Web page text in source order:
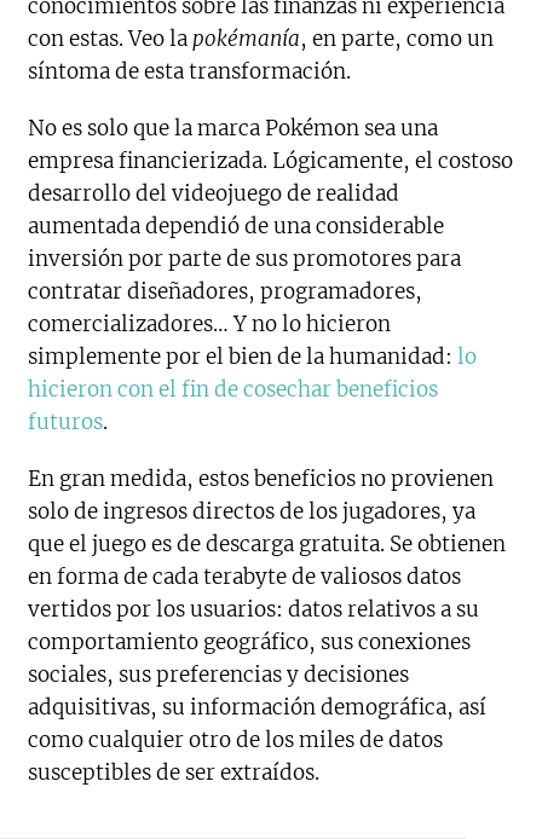
conocimientos sobre las finanzas ni experiencia
con estas. Veo lapokémanía, en parte, como un
síntoma de esta transformación.
No es solo que la marca Pokémon sea una
empresa financierizada. Lógicamente, el costoso
desarrollo del videojuego de realidad
aumentada dependió de una considerable
inversión por parte de sus promotores para
contratar diseñadores, programadores,
comercializadores… Y no lo hicieron
simplemente por el bien de la humanidad:lo
hicieron con el fin de cosechar beneficios
futuros.
En gran medida, estos beneficios no provienen
solo de ingresos directos de los jugadores, ya
que el juego es de descarga gratuita. Se obtienen
en forma de cada terabyte de valiosos datos
vertidos por los usuarios: datos relativos a su
comportamiento geográfico, sus conexiones
sociales, sus preferencias y decisiones
adquisitivas, su información demográfica, así
como cualquier otro de los miles de datos
susceptibles de ser extraídos.